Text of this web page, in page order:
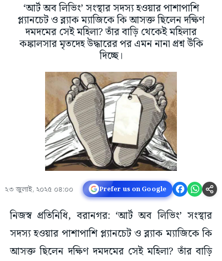
‘আর্ট অব লিভিং’ সংস্থার সদস্য হওয়ার পাশাপাশি
প্ল্যানচেট ও ব্ল্যাক ম্যাজিকে কি আসক্ত ছিলেন দক্ষিণ
দমদমের সেই মহিলা? তাঁর বাড়ি থেকেই মহিলার
কঙ্কালসার মৃতদেহ উদ্ধারের পর এমন নানা প্রশ্ন উঁকি
দিচ্ছে।
২৩ জুলাই, ২০২৫ ০৪:০০ Prefer us on Google
নিজস্ব প্রতিনিধি, বরানগর: ‘আর্ট অব লিভিং’ সংস্থার
সদস্য হওয়ার পাশাপাশি প্ল্যানচেট ও ব্ল্যাক ম্যাজিকে কি
আসক্ত ছিলেন দক্ষিণ দমদমের সেই মহিলা? তাঁর বাড়ি